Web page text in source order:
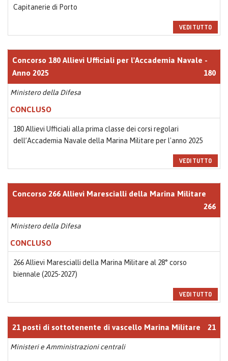
Capitanerie di Porto
VEDI TUTTO
Concorso 180 Allievi Ufficiali per l'Accademia Navale -
Anno 2025
180
Ministero della Difesa
CONCLUSO
180 Allievi Ufficiali alla prima classe dei corsi regolari
dell’Accademia Navale della Marina Militare per l'anno 2025
VEDI TUTTO
Concorso 266 Allievi Marescialli della Marina Militare
266
Ministero della Difesa
CONCLUSO
266 Allievi Marescialli della Marina Militare al 28° corso
biennale (2025-2027)
VEDI TUTTO
21 posti di sottotenente di vascello Marina Militare 21
Ministeri e Amministrazioni centrali